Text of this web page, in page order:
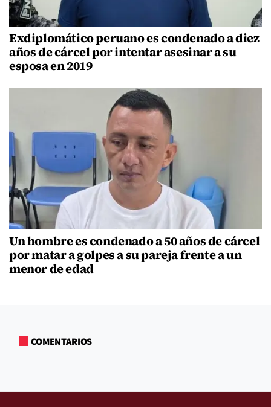
Exdiplomático peruano es condenado a diez
años de cárcel por intentar asesinar a su
esposa en 2019
Un hombre es condenado a 50 años de cárcel
por matar a golpes a su pareja frente a un
menor de edad
COMENTARIOS